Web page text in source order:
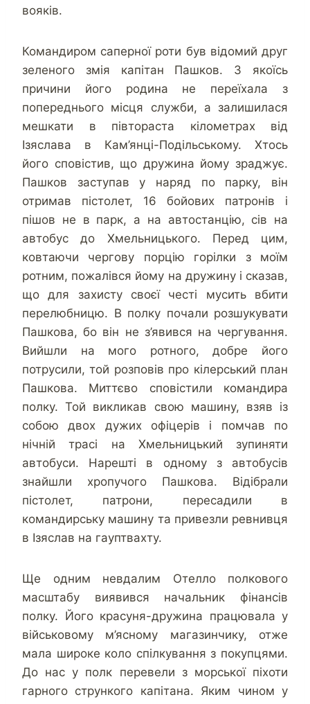
вояків.
Командиром саперної роти був відомий друг
зеленого змія капітан Пашков. З якоїсь
причини його родина не переїхала з
попереднього місця служби, а залишилася
мешкати в півтораста кілометрах від
Ізяслава в Кам’янці-Подільському. Хтось
його сповістив, що дружина йому зраджує.
Пашков заступав у наряд по парку, він
отримав пістолет, 16 бойових патронів і
пішов не в парк, а на автостанцію, сів на
автобус до Хмельницького. Перед цим,
ковтаючи чергову порцію горілки з моїм
ротним, пожалівся йому на дружину і сказав,
що для захисту своєї честі мусить вбити
перелюбницю. В полку почали розшукувати
Пашкова, бо він не з’явився на чергування.
Вийшли на мого ротного, добре його
потрусили, той розповів про кілерський план
Пашкова. Миттєво сповістили командира
полку. Той викликав свою машину, взяв із
собою двох дужих офіцерів і помчав по
нічній трасі на Хмельницький зупиняти
автобуси. Нарешті в одному з автобусів
знайшли хропучого Пашкова. Відібрали
пістолет, патрони, пересадили в
командирську машину та привезли ревнивця
в Ізяслав на гауптвахту.
Ще одним невдалим Отелло полкового
масштабу виявився начальник фінансів
полку. Його красуня-дружина працювала y
військовому м’ясному магазинчику, отже
мала широке коло спілкування з покупцями.
До нас у полк перевели з морської піхоти
гарного стрункого капітана. Яким чином у